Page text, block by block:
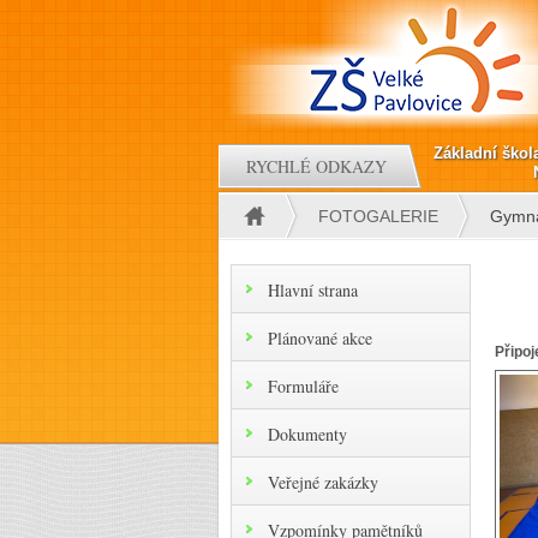
RYCHLÉ ODKAZY
Základní
Jste zde FOTOGALERIE
Hlavní strana
Plánované akce
Formuláře
Dokumenty
Veřejné zakázky
Vzpomínky pamětníků